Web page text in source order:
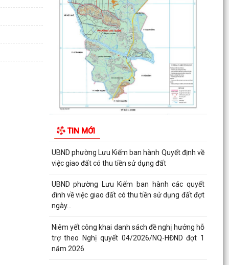
TIN MỚI
Tài tại...
THUẾ CƠ SỞ 1 THÀNH PHỐ HẢI PHÒNG HƯỚNG
DẪN KÊ KHAI THÔNG BÁO DOANH THU 6
THÁNG ĐẦU NĂM ĐỐI VỚI HỘ...
CÔNG AN PHƯỜNG LƯU KIẾM HƯỞNG ỨNG
THAM GIA CUỘC THI SÁNG TẠO VIDEO CLIP
"TỔ QUỐC BÌNH YÊN"
UBND phường Lưu Kiếm ban hành Kế hoạch
phường Lưu Kiếm
UBND phường Lưu Kiếm ban hành Quyết định về
việc giao đất có thu tiền sử dụng đất
UBND phường Lưu Kiếm ban hành các quyết
đinh về việc giao đất có thu tiền sử dụng đất đợt
ngày...
Niêm yết công khai danh sách đề nghị hưởng hỗ
trợ theo Nghị quyết 04/2026/NQ-HĐND đợt 1
năm 2026